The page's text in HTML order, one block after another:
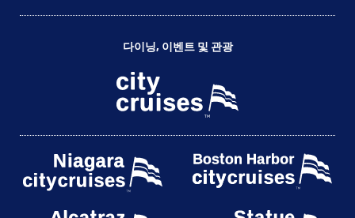
다이닝, 이벤트 및 관광